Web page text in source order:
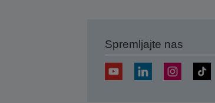
Spremljajte nas